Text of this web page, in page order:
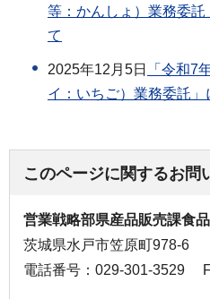
等：かんしょ）業務委
て
2025年12月5日
「令和7
イ：いちご）業務委託
このページに関するお問
営業戦略部県産品販売課食
茨城県水戸市笠原町978-6
電話番号：029-301-3529